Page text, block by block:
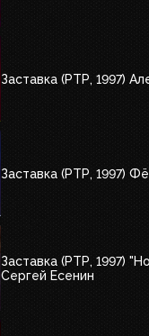
Заставка (РТР, 1997)
Заставка (РТР, 1997)
Заставка (РТР, 1997)
Сергей Есенин